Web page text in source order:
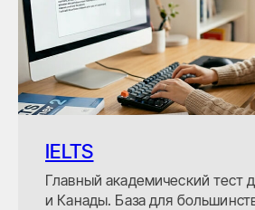
IELTS
Главный академический тест
и Канады. База для